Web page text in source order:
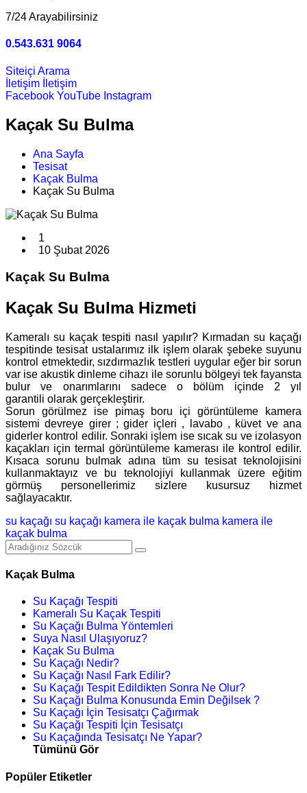
7/24 Arayabilirsiniz
0.543.631 9064
Siteiçi Arama
İletişim
İletişim
Facebook YouTube Instagram
Kaçak Su Bulma
Ana Sayfa
Tesisat
Kaçak Bulma
Kaçak Su Bulma
1
10 Şubat 2026
Kaçak Su Bulma
Kaçak Su Bulma Hizmeti
Kameralı su kaçak tespiti nasıl yapılır? Kırmadan su kaçağı
tespitinde tesisat ustalarımız ilk işlem olarak şebeke suyunu
kontrol etmektedir, sızdırmazlık testleri uygular eğer bir sorun
var ise akustik dinleme cihazı ile sorunlu bölgeyi tek fayansta
bulur ve onarımlarını sadece o bölüm içinde 2 yıl
garantili olarak gerçekleştirir.
Sorun görülmez ise pimaş boru içi görüntüleme kamera
sistemi devreye girer ; gider içleri , lavabo , küvet ve ana
giderler kontrol edilir. Sonraki işlem ise sıcak su ve izolasyon
kaçakları için termal görüntüleme kamerası ile kontrol edilir.
Kısaca sorunu bulmak adına tüm su tesisat teknolojisini
kullanmaktayız ve bu teknolojiyi kullanmak üzere eğitim
görmüş personellerimiz sizlere kusursuz hizmet
sağlayacaktır.
su kaçağı su kaçağı kamera ile kaçak bulma kamera ile
kaçak bulma
Kaçak Bulma
Su Kaçağı Tespiti
Kameralı Su Kaçak Tespiti
Su Kaçağı Bulma Yöntemleri
Suya Nasıl Ulaşıyoruz?
Kaçak Su Bulma
Su Kaçağı Nedir?
Su Kaçağı Nasıl Fark Edilir?
Su Kaçağı Tespit Edildikten Sonra Ne Olur?
Su Kaçağı Bulma Konusunda Emin Değilsek ?
Su Kaçağı İçin Tesisatçı Çağırmak
Su Kaçağı Tespiti İçin Tesisatçı
Su Kaçağında Tesisatçı Ne Yapar?
Tümünü Gör
Popüler Etiketler